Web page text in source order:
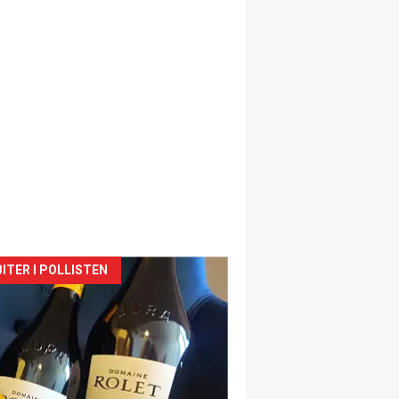
I POLLISTEN